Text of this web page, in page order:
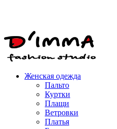
Женская одежда
Пальто
Куртки
Плащи
Ветровки
Платья